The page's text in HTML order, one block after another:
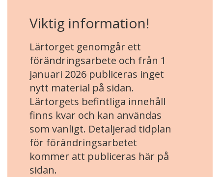
Viktig information!
Lärtorget genomgår ett
förändringsarbete och från 1
januari 2026 publiceras inget
nytt material på sidan.
Lärtorgets befintliga innehåll
finns kvar och kan användas
som vanligt. Detaljerad tidplan
för förändringsarbetet
kommer att publiceras här på
sidan.